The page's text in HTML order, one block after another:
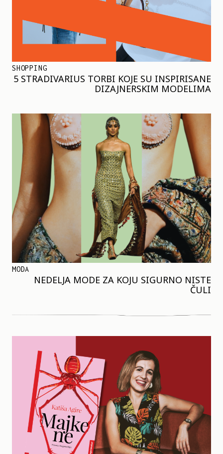
SHOPPING
5 STRADIVARIUS TORBI KOJE SU INSPIRISANE
DIZAJNERSKIM MODELIMA
MODA
NEDELJA MODE ZA KOJU SIGURNO NISTE
ČULI